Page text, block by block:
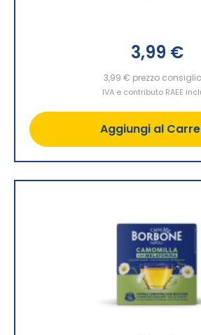
3,99 €
3,99 € prezzo
IVA e contributo RAEE
Aggiungi al